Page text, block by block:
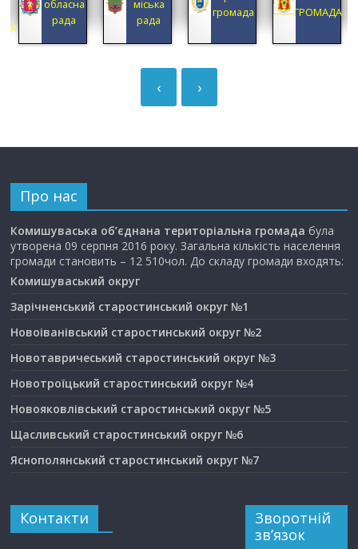
обласна
рада
міська
рада
громада
ГРОМАДА
›
‹
Про нас
Комишуваська об’єднана територіальна громада була
утворена 09 серпня 2016 року. Загальна кількість населення
громади становить – 12 510чол. До складу громади входять:
Комишуваський округ
Зарічненський старостинський округ №1
Новоіванівський старостинський округ №2
Новотавричеський старостинський округ №3
Новотроїцький старостинський округ №4
Новояковлівський старостинський округ №5
Щасливський старостинський округ №6
Яснополянський старостинський округ №7
Контакти
Зворотній
зв’язок